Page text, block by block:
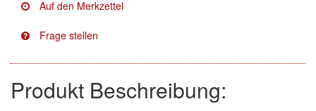
(113)
Indasa
Produkt Beschreibung: